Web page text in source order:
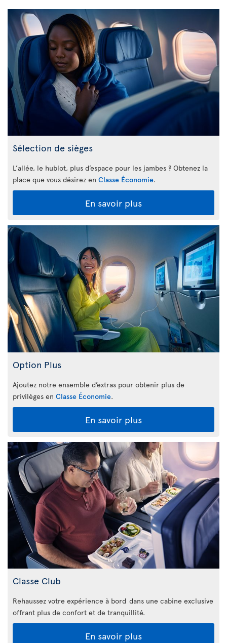
Sélection de sièges
L’allée, le hublot, plus d’espace pour les jambes ? Obtenez la
place que vous désirez en Classe Économie.
En savoir plus
Option Plus
Ajoutez notre ensemble d’extras pour obtenir plus de
privilèges en Classe Économie.
En savoir plus
Classe Club
Rehaussez votre expérience à bord dans une cabine exclusive
offrant plus de confort et de tranquillité.
En savoir plus